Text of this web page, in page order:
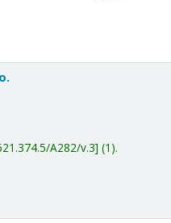
A282/v.3 (1).